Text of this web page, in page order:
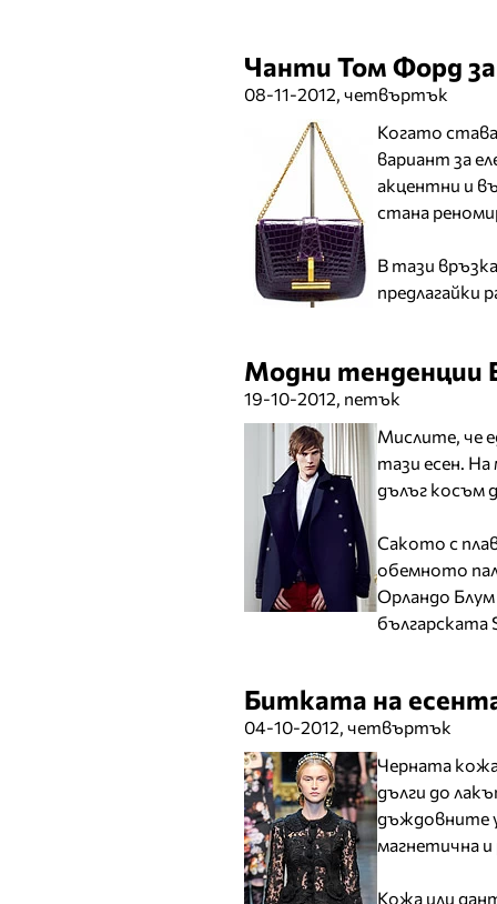
Чанти Том Форд
08-11-2012, четвъртък
Когато
вариант за
акцентни и
стана
В тази
предлагайки
Модни тенденции
19-10-2012, петък
Мислите, че
тази есен. На
дълъг косъм
Сакото с
обемното
Орландо Блум
българската
Битката на
04-10-2012, четвъртък
Черната
дълги до
дъждовните
магнетична
Кожа или